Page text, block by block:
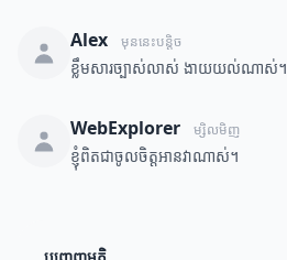
Alex មុននេះបន្តិច
ខ្លឹមសារច្បាស់លាស់ ងាយយល់ណាស់។
WebExplorer ម្សិលមិញ
ខ្ញុំពិតជាចូលចិត្តអានវាណាស់។